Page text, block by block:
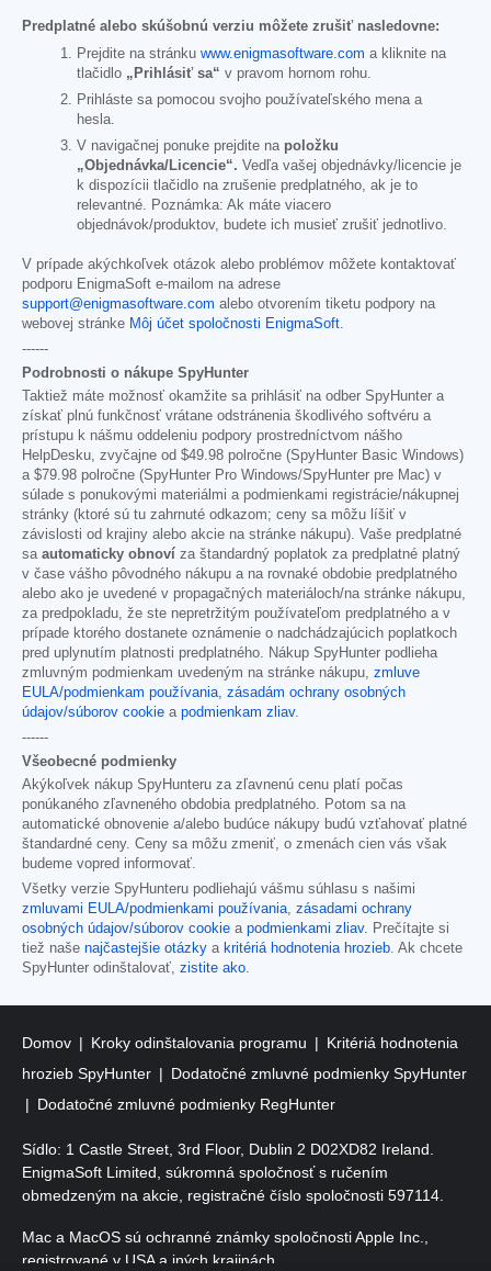
Predplatné alebo skúšobnú verziu môžete zrušiť nasledovne:
Prejdite na stránku www.enigmasoftware.com a kliknite na
tlačidlo „Prihlásiť sa“ v pravom hornom rohu.
Prihláste sa pomocou svojho používateľského mena a
hesla.
V navigačnej ponuke prejdite na položku
„Objednávka/Licencie“. Vedľa vašej objednávky/licencie je
k dispozícii tlačidlo na zrušenie predplatného, ak je to
relevantné. Poznámka: Ak máte viacero
objednávok/produktov, budete ich musieť zrušiť jednotlivo.
V prípade akýchkoľvek otázok alebo problémov môžete kontaktovať
podporu EnigmaSoft e-mailom na adrese
support@enigmasoftware.com alebo otvorením tiketu podpory na
webovej stránke Môj účet spoločnosti EnigmaSoft.
------
Podrobnosti o nákupe SpyHunter
Taktiež máte možnosť okamžite sa prihlásiť na odber SpyHunter a
získať plnú funkčnosť vrátane odstránenia škodlivého softvéru a
prístupu k nášmu oddeleniu podpory prostredníctvom nášho
HelpDesku, zvyčajne od $49.98 polročne (SpyHunter Basic Windows)
a $79.98 polročne (SpyHunter Pro Windows/SpyHunter pre Mac) v
súlade s ponukovými materiálmi a podmienkami registrácie/nákupnej
stránky (ktoré sú tu zahrnuté odkazom; ceny sa môžu líšiť v
závislosti od krajiny alebo akcie na stránke nákupu). Vaše predplatné
sa automaticky obnoví za štandardný poplatok za predplatné platný
v čase vášho pôvodného nákupu a na rovnaké obdobie predplatného
alebo ako je uvedené v propagačných materiáloch/na stránke nákupu,
za predpokladu, že ste nepretržitým používateľom predplatného a v
prípade ktorého dostanete oznámenie o nadchádzajúcich poplatkoch
pred uplynutím platnosti predplatného. Nákup SpyHunter podlieha
zmluvným podmienkam uvedeným na stránke nákupu, zmluve
EULA/podmienkam používania, zásadám ochrany osobných
údajov/súborov cookie a podmienkam zliav.
------
Všeobecné podmienky
Akýkoľvek nákup SpyHunteru za zľavnenú cenu platí počas
ponúkaného zľavneného obdobia predplatného. Potom sa na
automatické obnovenie a/alebo budúce nákupy budú vzťahovať platné
štandardné ceny. Ceny sa môžu zmeniť, o zmenách cien vás však
budeme vopred informovať.
Všetky verzie SpyHunteru podliehajú vášmu súhlasu s našimi
zmluvami EULA/podmienkami používania, zásadami ochrany
osobných údajov/súborov cookie a podmienkami zliav. Prečítajte si
tiež naše najčastejšie otázky a kritériá hodnotenia hrozieb. Ak chcete
SpyHunter odinštalovať, zistite ako.
Domov Kroky odinštalovania programu
Kritériá hodnotenia
hrozieb SpyHunter
Dodatočné zmluvné podmienky SpyHunter
Dodatočné zmluvné podmienky RegHunter
Sídlo: 1 Castle Street, 3rd Floor, Dublin 2 D02XD82 Ireland.
EnigmaSoft Limited, súkromná spoločnosť s ručením
obmedzeným na akcie, registračné číslo spoločnosti 597114.
Mac a MacOS sú ochranné známky spoločnosti Apple Inc.,
registrované v USA a iných krajinách.